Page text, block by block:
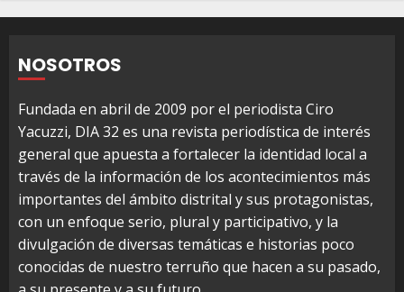
NOSOTROS
Fundada en abril de 2009 por el periodista Ciro
Yacuzzi, DIA 32 es una revista periodística de interés
general que apuesta a fortalecer la identidad local a
través de la información de los acontecimientos más
importantes del ámbito distrital y sus protagonistas,
con un enfoque serio, plural y participativo, y la
divulgación de diversas temáticas e historias poco
conocidas de nuestro terruño que hacen a su pasado,